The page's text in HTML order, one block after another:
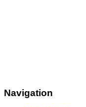
Navigation